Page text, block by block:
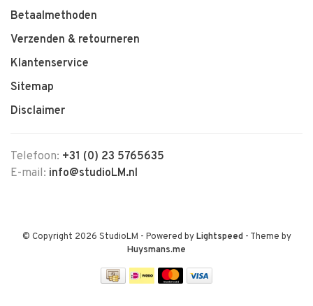
Betaalmethoden
Verzenden & retourneren
Klantenservice
Sitemap
Disclaimer
Telefoon: +31 (0) 23 5765635
E-mail: info@studioLM.nl
© Copyright 2026 StudioLM - Powered byLightspeed- Theme by
Huysmans.me